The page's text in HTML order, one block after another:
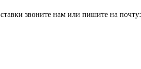
звоните нам или пишите на почту: